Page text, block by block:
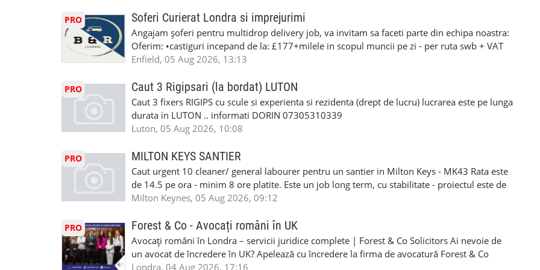
#AtelierAutoLondra #MecaniciRomani #StatieiTP #RomanianAutoService
#RomanianGarageRepair #RomanianAccidentRepairs #RomanianAutoRepairs
#RomanianMechanic #RomanianCarRepairs #AtelierAutoRomanesc
#MecaniciProfesionistiLondra #FoliiGeamuriAuto #GeamuriFumuriiColindale #mecaniciuk
#mecanicmoldoveanlondra #vopsitormoldoveanlondra #garajautomoldovenesc
PRO Soferi Curierat Londra si imprejurimi
Angajam șoferi pentru multidrop delivery job, va invitam sa faceti parte din echipa noastra:
Oferim: •castiguri incepand de la: £177+milele in scopul muncii pe zi - per ruta swb + VAT
pentru cei platitori de VAT si £190+milele in scopul muncii pe zi per ruta lwb + VAT pentru
status obligatoriu •varsta minima 21 de ani •1 an experienta pe permis •cazier curat -
compania aplica pentru dumneavoastra •posibilitatea sa treceti un test drog si alcool
•oferim: - training platit (3 zile-£117 pe zi) - contract de munca pe o perioada
nedeterminata. -full time/ part-time - van oferit de firma contra cost( in cazul in care nu
masinii). Acceptam cu permis UK si permis RO. Recrutam pentru urmatoarele locatii: -
Enfield - Weybridge - Romford - Luton - Harlow - Northampton Pentru mai multe detalii si
programari la interviu apelati cu incredere la noi - 07494685033
Enfield, 05 Aug 2026, 13:13
PRO Caut 3 Rigipsari (la bordat) LUTON
Caut 3 fixers RIGIPS cu scule si experienta si rezidenta (drept de lucru) lucrarea este pe lunga
durata in LUTON .. informati DORIN 07305310339
Luton, 05 Aug 2026, 10:08
PRO MILTON KEYS SANTIER
Caut urgent 10 cleaner/ general labourer pentru un santier in Milton Keys - MK43 Rata este
de 14.5 pe ora - minim 8 ore platite. Este un job long term, cu stabilitate - proiectul este de
la Amazon. Munca este usoara, general labourer si cleaning. Acceptam si femei si barbati
SAPTAMANALA Contact: +44 7308 606203 - lasati-mi un mesaj pe WHATSAPP daca sunteti
interesati
Milton Keynes, 05 Aug 2026, 09:12
PRO Forest & Co - Avocați români în UK
Avocați români în Londra – servicii juridice complete | Forest & Co Solicitors Ai nevoie de
un avocat de încredere în UK? Apelează cu încredere la firma de avocatură Forest & Co
Solicitors, indiferent că ai nevoie de asistență pentru companie sau personal. ✅ Servicii
Londra, 04 Aug 2026, 17:16